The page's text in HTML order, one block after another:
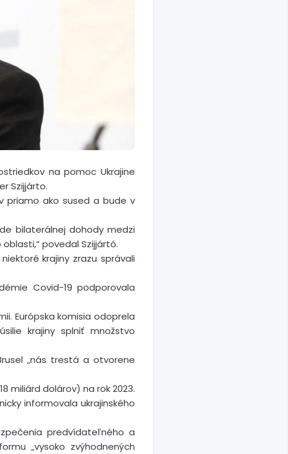
na pomoc Ukrajine
Szijjárto.
priamo ako sused a bude v
bilaterálnej dohody medzi
povedal Szijjártó.
krajiny zrazu správali
Covid-19 podporovala
Európska komisia odoprela
krajiny splniť množstvo
„nás trestá a otvorene
miliárd dolárov) na rok 2023.
informovala ukrajinského
predvídateľného a
„vysoko zvýhodnených